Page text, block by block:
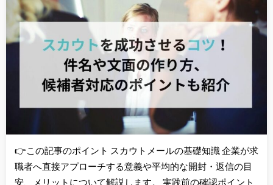
👉この記事のポイント スカウトメールの基礎知識 企業が求
職者へ直接アプローチする意義や平均的な開封・返信の目